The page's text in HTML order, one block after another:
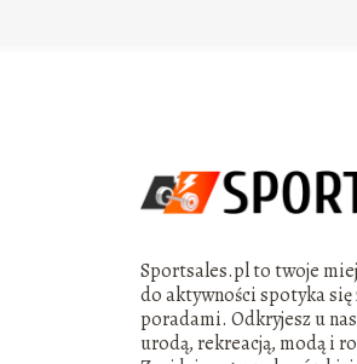
Sportsales.pl to twoje
do aktywności spotyka
poradami. Odkryjesz u
urodą, rekreacją, modą i